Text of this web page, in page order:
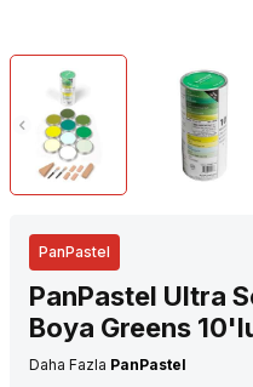
PanPastel
PanPastel Ultra
Boya Greens
Daha Fazla PanPastel